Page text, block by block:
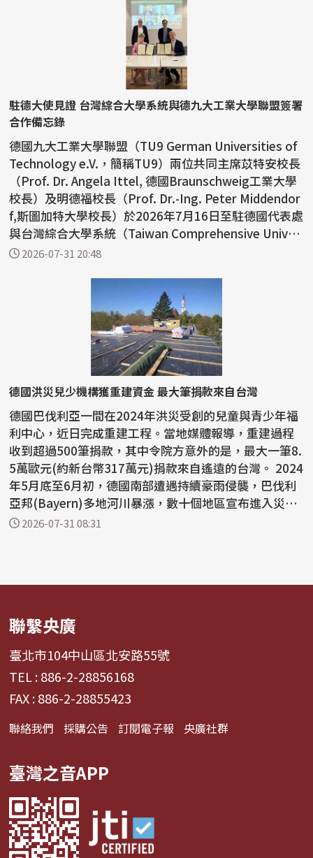
駐德大使見證 台灣綜合大學系統與德九大工業大學聯盟簽署
合作備忘錄
德國九大工業大學聯盟（TU9 German Universities of
Technology e.V.，簡稱TU9）兩位共同主席苡特安校長
（Prof. Dr. Angela Ittel, 德國Braunschweig工業大學
校長）及明德福校長（Prof. Dr.-Ing. Peter Middendor
f,斯圖加特大學校長）於2026年7月16日至駐德國代表處
與台灣綜合大學系統（Taiwan Comprehensive Univer
si...2026-07-31 20:48
德國洪災兒少機構獲重建資金 最大筆捐款來自台灣
德國巴伐利亞一間在2024年洪災受創的兒童與青少年福
利中心，近日完成重建工程。當地媒體報導，重建過程
收到超過500筆捐款，其中令院方意外的是，最大一筆8.
5萬歐元(約新台幣317萬元)捐款來自遙遠的台灣。 2024
年5月底至6月初，德國南部遭遇持續豪雨侵襲，巴伐利
亞邦(Bayern)多地河川暴漲，數十個地區宣布進入災難
狀...2026-07-31 08:31
聯繫央廣
臺北市104中山區北安路55號
TEL : 886-2-28856168
FAX : 886-2-28855423
聯絡我們 採購公告 訂閱電子報 央廣社群
臺灣之音APP